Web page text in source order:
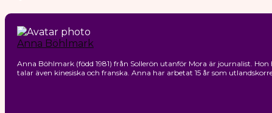
Anna Böhlmark
Anna Böhlmark (född 1981) från Sollerön utanför Mora är journalist.
talar även kinesiska och franska. Anna har arbetat 15 år som